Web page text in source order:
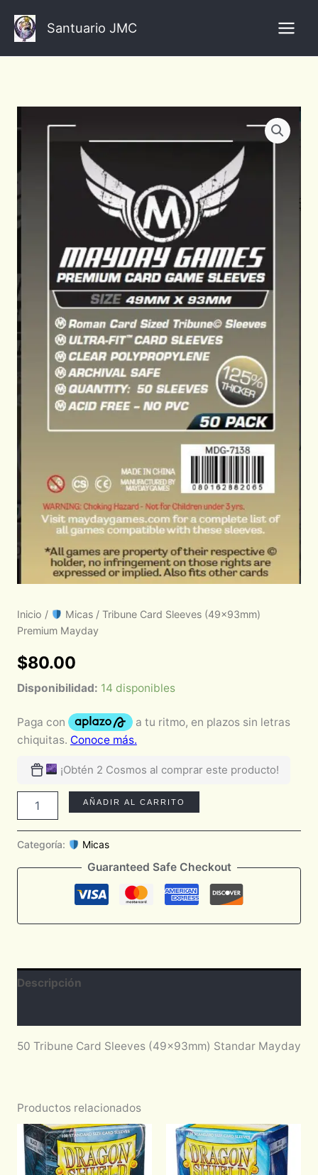
contenido
Santuario JMC
Inicio / Micas / Tribune Card Sleeves (49x93mm)
Premium Mayday
$80.00
Disponibilidad: 14 disponibles
¡Obtén 2 Cosmos al comprar este producto!
Card
Premium
Mayday
cantidad
AÑADIR AL CARRITO
Categoría: Micas
Guaranteed Safe Checkout
Descripción
50 Tribune Card Sleeves (49x93mm) Standar Mayday
Productos relacionados